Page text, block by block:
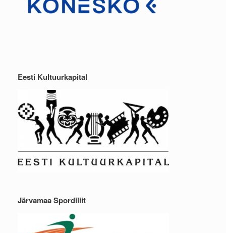
Eesti Kultuurkapital
Järvamaa Spordiliit